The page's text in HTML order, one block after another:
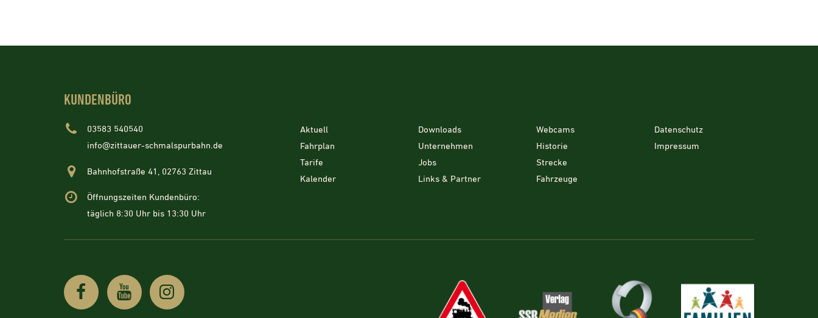
KUNDENBÜRO
03583 540540
info@zittauer-schmalspurbahn.de
Bahnhofstraße 41, 02763 Zittau
Öffnungszeiten Kundenbüro:
täglich 8:30 Uhr bis 13:30 Uhr
Aktuell
Fahrplan
Tarife
Kalender
Downloads
Unternehmen
Jobs
Links & Partner
Webcams
Historie
Strecke
Fahrzeuge
Datenschutz
Impressum